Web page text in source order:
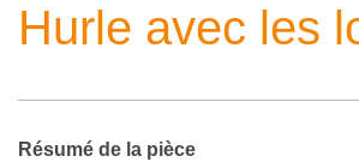
Hurle avec les
Résumé de la pièce